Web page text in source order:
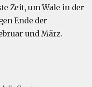
Zeit, um Wale in der
Ende der
und März.